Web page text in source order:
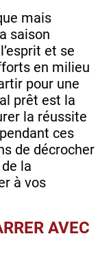
mais
saison
et se
en milieu
pour une
prêt est la
la réussite
ces
de décrocher
la
à vos
AVEC